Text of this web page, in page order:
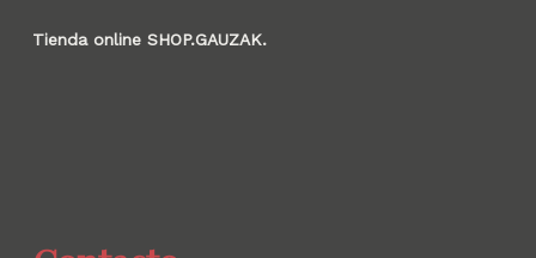
Tienda online SHOP.GAUZAK.